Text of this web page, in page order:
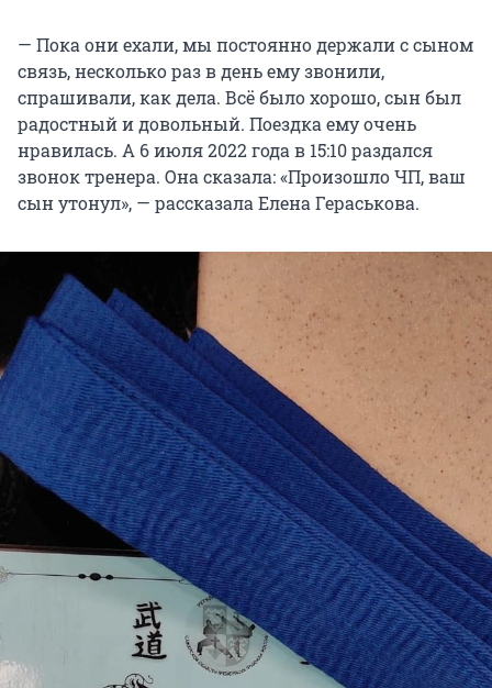
— Пока они ехали, мы постоянно держали с сыном
связь, несколько раз в день ему звонили,
спрашивали, как дела. Всё было хорошо, сын был
радостный и довольный. Поездка ему очень
нравилась. А 6 июля 2022 года в 15:10 раздался
звонок тренера. Она сказала: «Произошло ЧП, ваш
сын утонул», — рассказала Елена Гераськова.